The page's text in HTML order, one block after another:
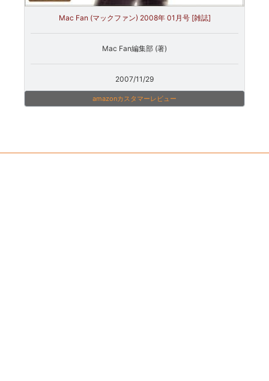
Mac Fan (マックファン) 2008年 01月号 [雑誌]
Mac Fan編集部 (著)
2007/11/29
amazonカスタマーレビュー